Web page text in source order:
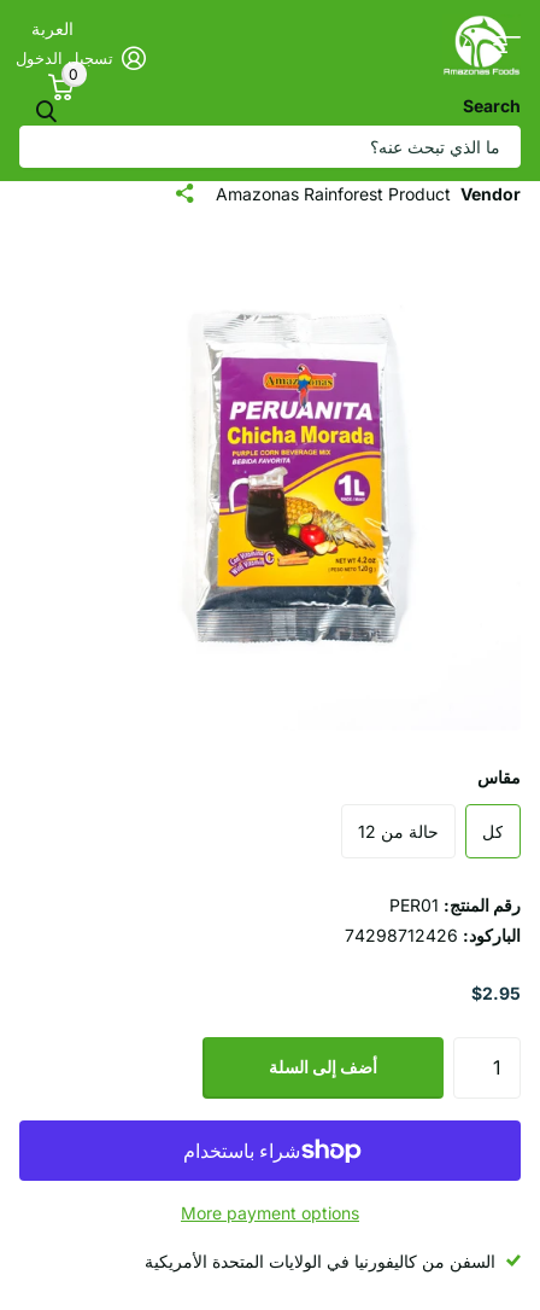
Search
تسجيل الدخول
العربة
0
مزيج مشروبات الذرة الأرجوانية من بيروانيتا -
تشيتشا مورادا (4.2 أونصة)
Vendor
Amazonas Rainforest Product
مقاس
كل حالة من 12
رقم المنتج:
الباركود:
$2.95
أضف إلى السلة
More payment options
السفن من كاليفورنيا في الولايات المتحدة الأمريكية